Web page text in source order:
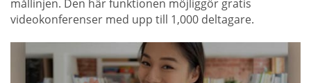
mållinjen. Den här funktionen möjliggör gratis
videokonferenser med upp till 1,000 deltagare.